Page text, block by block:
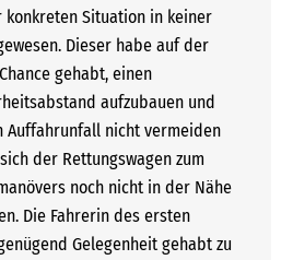
Situation in keiner
Dieser habe auf der
gehabt, einen
aufzubauen und
Auffahrunfall nicht vermeiden
der Rettungswagen zum
noch nicht in der Nähe
Die Fahrerin des ersten
Gelegenheit gehabt zu